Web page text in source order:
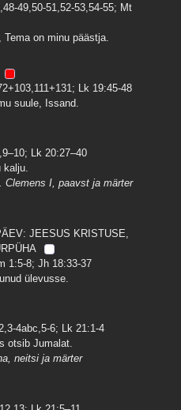
49,50-51,52-53,54-55; Mt
on minu päästja.
Lk 19:45-48
suule, Issand.
Lk 20:27–40
kalju.
Clemens I, paavst ja märter
JEESUS KRISTUSE,
1:5-8; Jh 18:33-37
ülevusse.
4abc,5-6; Lk 21:1-4
otsib Jumalat.
neitsi ja märter